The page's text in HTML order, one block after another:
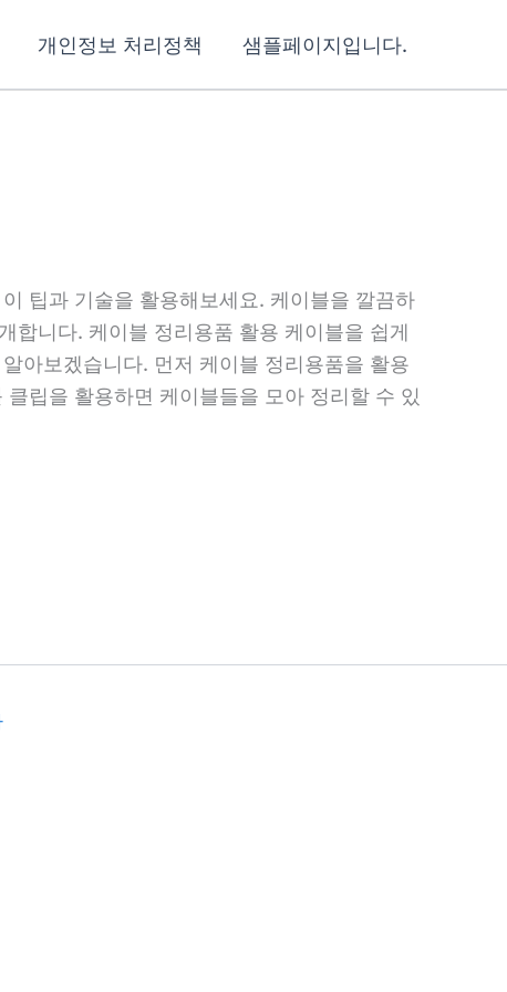
개인정보 처리정책 샘플페이지입니다.
팁과 기술을 활용해보세요. 케이블을 깔끔하
합니다. 케이블 정리용품 활용 케이블을 쉽게
아보겠습니다. 먼저 케이블 정리용품을 활용
립을 활용하면 케이블들을 모아 정리할 수 있